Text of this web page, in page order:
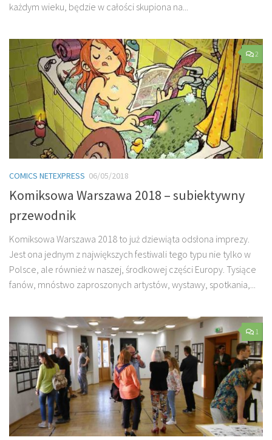
każdym wieku, będzie w całości skupiona na...
2
COMICS NETEXPRESS 06/05/2018
Komiksowa Warszawa 2018 – subiektywny
przewodnik
Komiksowa Warszawa 2018 to już dziewiąta odsłona imprezy.
Jest ona jednym z największych festiwali tego typu nie tylko w
Polsce, ale również w naszej, środkowej części Europy. Tysiące
fanów, mnóstwo zaproszonych artystów, wystawy, spotkania,...
1